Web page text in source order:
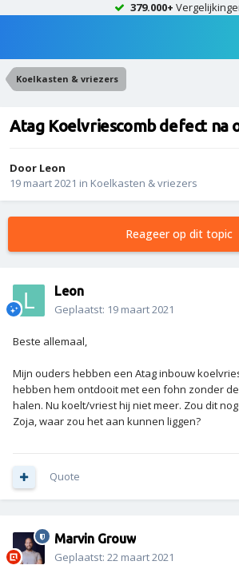
379.000+
Koelkasten & vriezers
Atag Koelvriescomb defect na
Door Leon
19 maart 2021 in Koelkasten & vriezers
Reageer op dit topic
Leon
Geplaatst: 19 maart 2021
Beste allemaal,
Mijn ouders hebben een Atag inbouw
hebben hem ontdooit met een fohn zonder
halen. Nu koelt/vriest hij niet meer. Zou dit
Zoja, waar zou het aan kunnen liggen?
Quote
Marvin Grouw
Geplaatst: 22 maart 2021